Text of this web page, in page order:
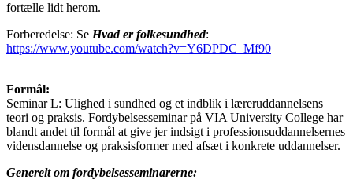
fortælle lidt herom.
Forberedelse: Se Hvad er folkesundhed:
https://www.youtube.com/watch?v=Y6DPDC_Mf90
Formål:
Seminar L: Ulighed i sundhed og et indblik i læreruddannelsens
teori og praksis. Fordybelsesseminar på VIA University College har
blandt andet til formål at give jer indsigt i professionsuddannelsernes
vidensdannelse og praksisformer med afsæt i konkrete uddannelser.
Generelt om fordybelsesseminarerne: